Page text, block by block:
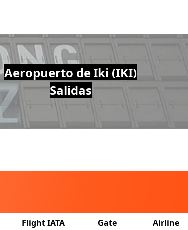
Aeropuerto de Iki (IKI)
Salidas
Flight IATA Gate Airline